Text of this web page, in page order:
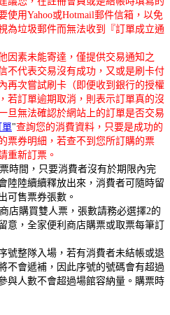
使用Yahoo或Hotmail郵件信箱，以免
為垃圾郵件而無法收到『訂單成立通
因素未能寄達，僅提供交易通知之
不代表交易沒有成功，又或是刷卡付
再次嘗試刷卡（即便收到銀行的授權
若訂單逾期取消，則表示訂單真的沒
旦無法確認於網站上的訂單是否交易
單"查詢您的消費資料，只要是成功的
票券明細，若查不到您所訂購的票
重新訂票。
時間，只要消費者沒有於期限內完
陸陸續續釋放出來，消費者可隨時留
可售票券張數。
店購買雙人票，張數請務必選擇2的
意，全家便利商店購票或取票每筆訂
號整隊入場，若有消費者未結帳或退
不會遞補，因此序號的號碼會有超過
與人數不會超過場館容納量。購票時